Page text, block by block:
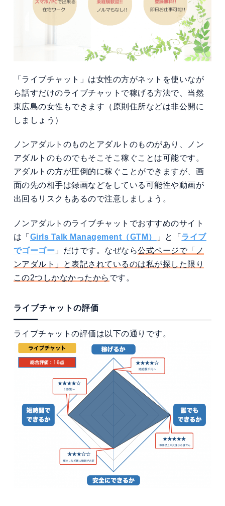
「ライブチャット」は女性の方がネットを使いなが
ら話すだけのライブチャットで稼げる方法で、当然
東広島の女性もできます（原則住所などは非公開に
しましょう）
ノンアダルトのものとアダルトのものがあり、ノン
アダルトのものでもそこそこ稼ぐことは可能です。
アダルトの方が圧倒的に稼ぐことができますが、画
面の先の相手は録画などをしている可能性や動画が
出回るリスクもあるので注意しましょう。
ノンアダルトのライブチャットでおすすめのサイト
は「 Girls Talk Management（GTM） 」と「 ライブ
でゴーゴー 」だけです。なぜなら公式ページで「ノ
ンアダルト」と表記されているのは私が探した限り
この2つしかなかったから です。
ライブチャットの評価
ライブチャットの評価は以下の通りです。